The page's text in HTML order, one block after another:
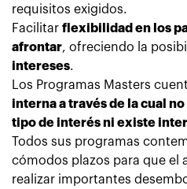
requisitos exigidos.
Facilitar flexibilidad en los
afrontar, ofreciendo la
intereses.
Los Programas Masters
interna a través de la cual
tipo de interés ni existe
Todos sus programas
cómodos plazos para que el
realizar importantes